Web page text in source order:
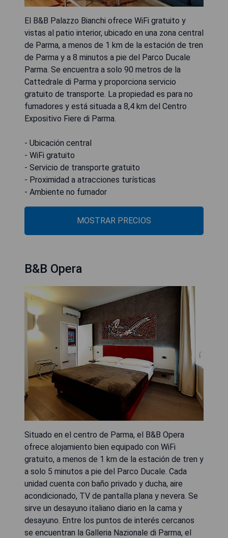
El B&B Palazzo Bianchi ofrece WiFi gratuito y
vistas al patio interior, ubicado en una zona central
de Parma, a menos de 1 km de la estación de tren
de Parma y a 8 minutos a pie del Parco Ducale
Parma. Se encuentra a solo 90 metros de la
Cattedrale di Parma y proporciona servicio
gratuito de transporte. La propiedad es para no
fumadores y está situada a 8,4 km del Centro
Expositivo Fiere di Parma.
- Ubicación central
- WiFi gratuito
- Servicio de transporte gratuito
- Proximidad a atracciones turísticas
- Ambiente no fumador
MOSTRAR PRECIOS
B&B Opera
Situado en el centro de Parma, el B&B Opera
ofrece alojamiento bien equipado con WiFi
gratuito, a menos de 1 km de la estación de tren y
a solo 5 minutos a pie del Parco Ducale. Cada
unidad cuenta con baño privado y ducha, aire
acondicionado, TV de pantalla plana y nevera. Se
sirve un desayuno italiano diario en la cama y
desayuno. Entre los puntos de interés cercanos
se encuentran la Galleria Nazionale di Parma, el